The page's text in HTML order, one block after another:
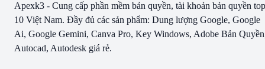
Apexk3 - Cung cấp phần mềm bản quyền, tài khoản bản quyền top
10 Việt Nam. Đầy đủ các sản phẩm: Dung lượng Google, Google
Ai, Google Gemini, Canva Pro, Key Windows, Adobe Bản
Autocad, Autodesk giá rẻ.